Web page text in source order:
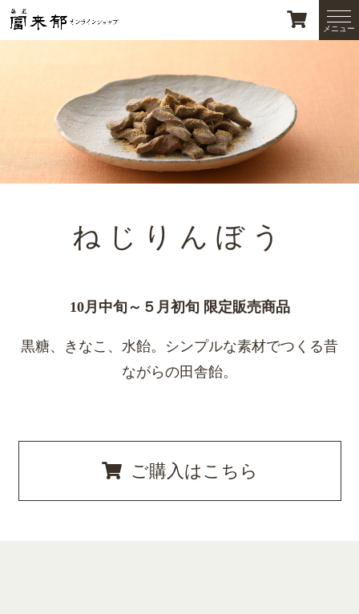
ねじりんぼう
10月中旬～５月初旬 限定販売商品
黒糖、きなこ、水飴。シンプルな素材でつくる昔
ながらの田舎飴。
ご購入はこちら